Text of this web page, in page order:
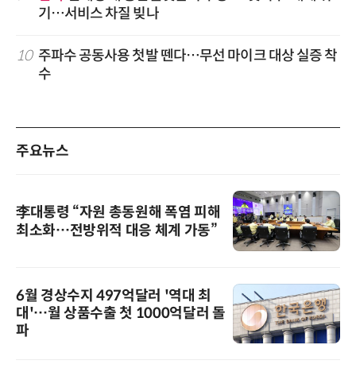
기…서비스 차질 빚나
10 주파수 공동사용 첫발 뗀다…무선 마이크 대상 실증 착
수
주요뉴스
李대통령 “자원 총동원해 폭염 피해
최소화…전방위적 대응 체계 가동”
6월 경상수지 497억달러 '역대 최
대'…월 상품수출 첫 1000억달러 돌
파